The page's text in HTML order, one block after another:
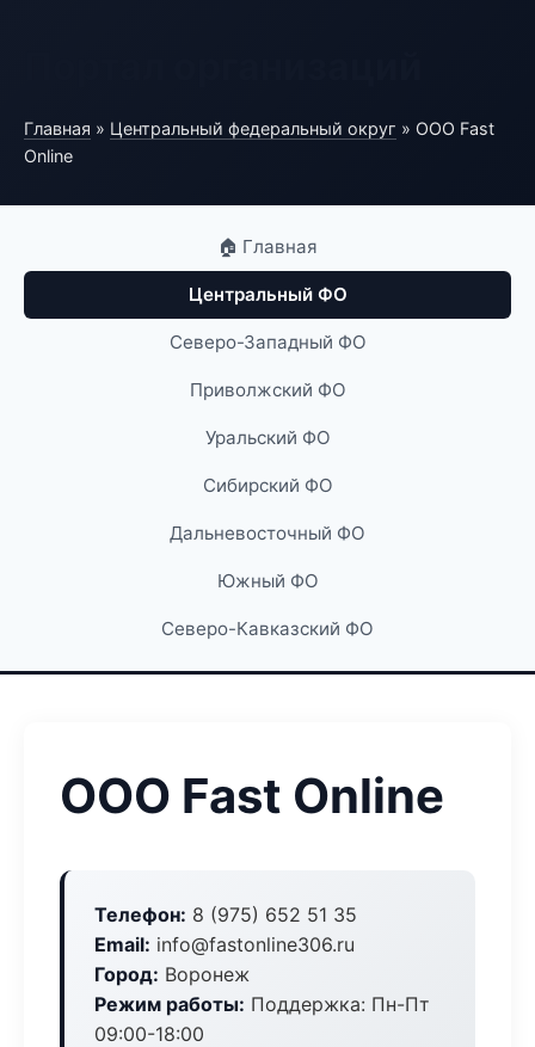
Главная » Центральный федеральный округ » ООО Fast
Online
🏠 Главная
Центральный ФО
Северо-Западный ФО
Приволжский ФО
Уральский ФО
Сибирский ФО
Дальневосточный ФО
Южный ФО
Северо-Кавказский ФО
ООО Fast Online
Телефон: 8 (975) 652 51 35
Email: info@fastonline306.ru
Город: Воронеж
Режим работы: Поддержка: Пн-Пт
09:00-18:00